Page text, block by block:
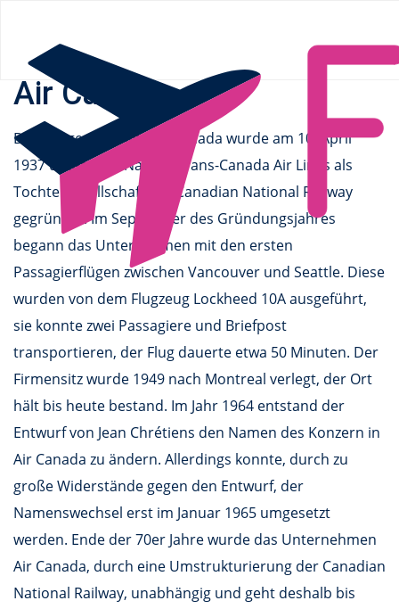
Air Canada
Die Fluggesellschaft Air Canada wurde am 10. April
1937 unter dem Namen Trans-Canada Air Lines als
Tochtergesellschaft der Canadian National Railway
gegründet. Im September des Gründungsjahres
begann das Unternehmen mit den ersten
Passagierflügen zwischen Vancouver und Seattle. Diese
wurden von dem Flugzeug Lockheed 10A ausgeführt,
sie konnte zwei Passagiere und Briefpost
transportieren, der Flug dauerte etwa 50 Minuten. Der
Firmensitz wurde 1949 nach Montreal verlegt, der Ort
hält bis heute bestand. Im Jahr 1964 entstand der
Entwurf von Jean Chrétiens den Namen des Konzern in
Air Canada zu ändern. Allerdings konnte, durch zu
große Widerstände gegen den Entwurf, der
Namenswechsel erst im Januar 1965 umgesetzt
werden. Ende der 70er Jahre wurde das Unternehmen
Air Canada, durch eine Umstrukturierung der Canadian
National Railway, unabhängig und geht deshalb bis